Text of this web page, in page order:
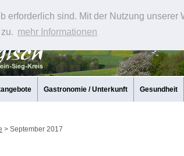
sind. Mit der Nutzung
mehr Informationen
Gastronomie / Unterkunft Gesundheit
> September 2017